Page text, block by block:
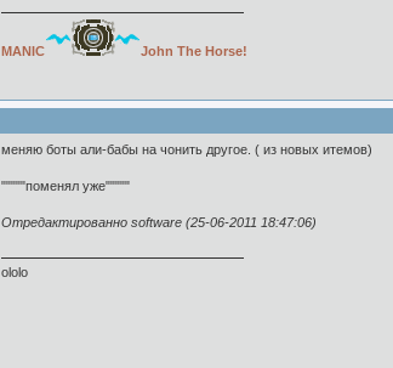
MANIC John The Horse!
меняю боты али-бабы на чонить другое. ( из новых итемов)
"""""поменял уже"""""
Отредактированно software (25-06-2011 18:47:06)
ololo